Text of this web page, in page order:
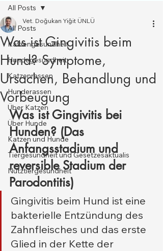
All Posts
Katzengesundheit
Hundegesundheit
Katzenrassen
Hunderassen
Über Katzen
Über Hunde
Katzen und Hunde
Tiergesundheit und Gesetzesaktualis
Nutztiergesundheit
All Posts
Was ist Gingivitis beim
Hund? Symptome,
Ursachen, Behandlung und
Vorbeugung
Vet. Doğukan Yiğit ÜNLÜ
Was ist Gingivitis bei
Hunden? (Das
Anfangsstadium und
reversible Stadium der
Parodontitis)
Gingivitis beim Hund ist eine
bakterielle Entzündung des
Zahnfleisches und das erste
Glied in der Kette der